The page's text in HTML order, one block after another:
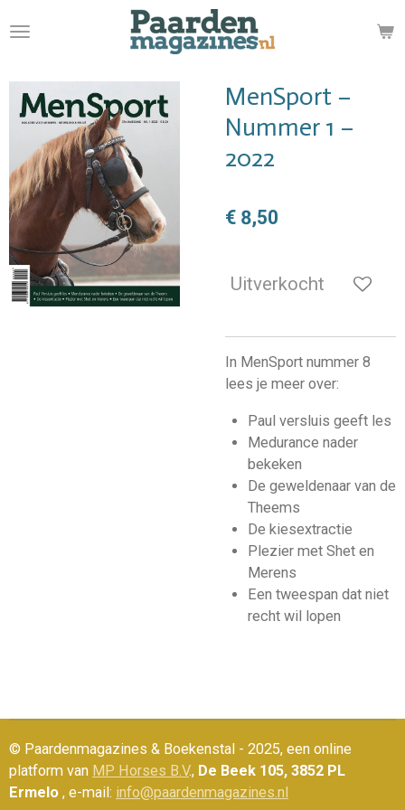
direct
de
hoofdinhoud
MenSport –
Nummer 1 –
2022
€ 8,50
Uitverkocht
In MenSport nummer 8
lees je meer over:
Paul versluis geeft les
Medurance nader
bekeken
De geweldenaar van de
Theems
De kiesextractie
Plezier met Shet en
Merens
Een tweespan dat niet
recht wil lopen
© Paardenmagazines & Boekenstal - 2025, een online
platform van MP Horses B.V., De Beek 105, 3852 PL
Ermelo , e-mail: info@paardenmagazines.nl